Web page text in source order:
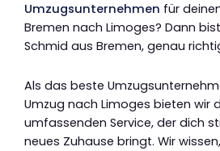
Umzugsunternehmen für
Bremen nach Limoges? Dann
Schmid aus Bremen, genau
Als das beste
Umzug nach Limoges bieten wir
umfassenden Service, der dich
neues Zuhause bringt. Wir